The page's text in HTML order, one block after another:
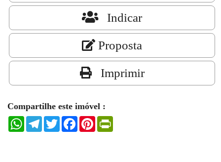
Indicar
Proposta
Imprimir
Compartilhe este imóvel :
WhatsAppTelegramTwitterFacebookPinterest